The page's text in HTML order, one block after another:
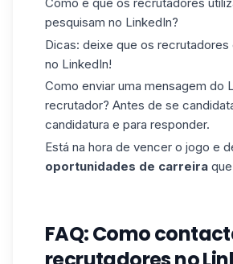
pesquisam no LinkedIn?
Dicas: deixe que os
no LinkedIn!
Como enviar uma mensagem do
recrutador? Antes de se
candidatura e para responder.
Está na hora de vencer o jogo e
oportunidades de carreira
FAQ: Como